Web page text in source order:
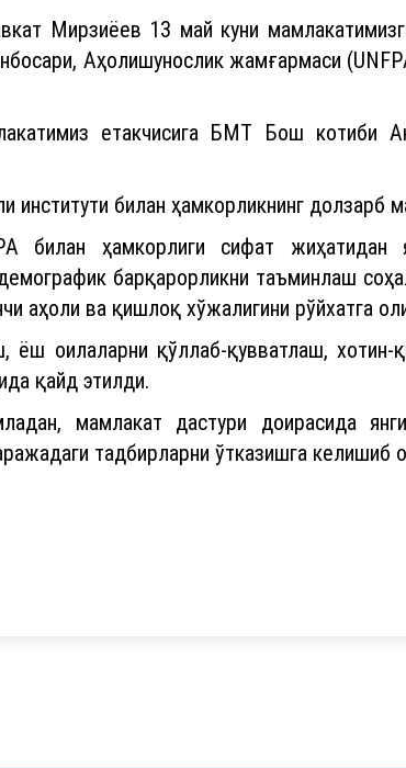
Мирзиёев 13 май куни
Аҳолишунослик жамғармаси
етакчисига БМТ Бош котиби
институти билан ҳамкорликнинг долзарб
билан ҳамкорлиги сифат жиҳатидан
барқарорликни таъминлаш
аҳоли ва қишлоқ хўжалигини рўйхатга
оилаларни қўллаб-қувватлаш, хотин-
қайд этилди.
мамлакат дастури доирасида
тадбирларни ўтказишга келишиб